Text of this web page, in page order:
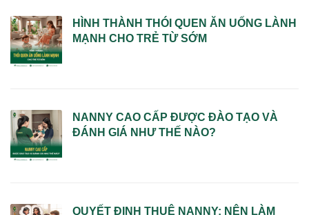
HÌNH THÀNH THÓI QUEN ĂN UỐNG LÀNH
MẠNH CHO TRẺ TỪ SỚM
NANNY CAO CẤP ĐƯỢC ĐÀO TẠO VÀ
ĐÁNH GIÁ NHƯ THẾ NÀO?
QUYẾT ĐỊNH THUÊ NANNY: NÊN LÀM